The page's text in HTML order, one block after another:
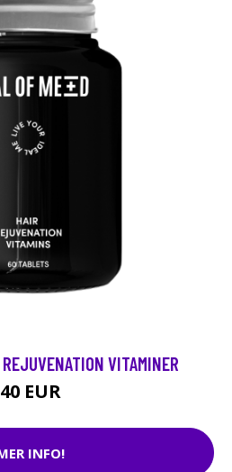
VITAMINER
40 EUR
INFO!